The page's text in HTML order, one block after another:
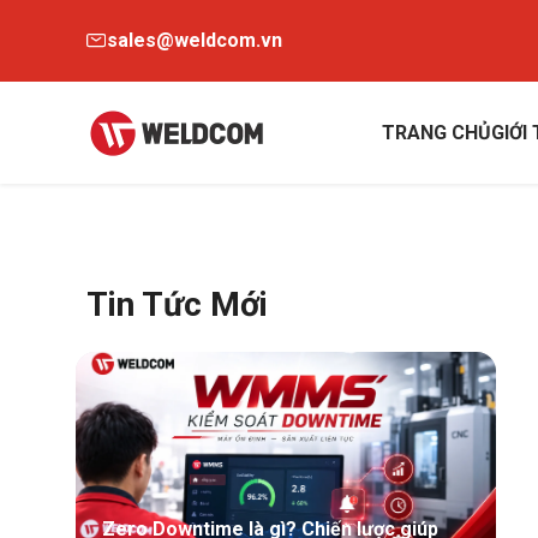
sales@weldcom.vn
TRANG CHỦGIỚI
Tin Tức Mới
Zero Downtime là gì? Chiến lược giúp